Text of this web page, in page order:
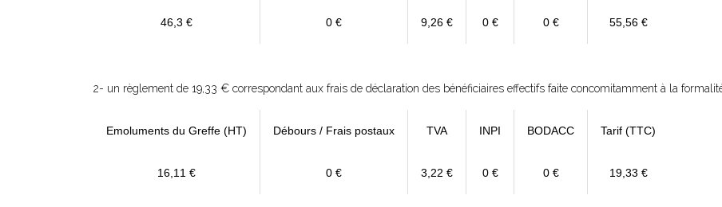
46,3 € 0 € 9,26 € 0 € 0 € 55,56 €
2- un règlement de 19,33 € correspondant aux frais de déclaration des bénéficiaires effectifs faite concomitamment à la
Emoluments du Greffe (HT) Débours / Frais postaux TVA INPI BODACC Tarif (TTC)
16,11 € 0 € 3,22 € 0 € 0 € 19,33 €